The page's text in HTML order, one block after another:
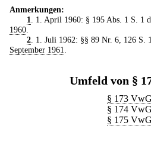
Anmerkungen:
1. 1. April 1960: § 195 Abs. 1 S. 1
1960.
2. 1. Juli 1962: §§ 89 Nr. 6, 126 S.
September 1961.
Umfeld von §
§ 173
§ 174
§ 175